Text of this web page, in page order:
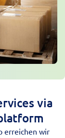
via
erreichen wir